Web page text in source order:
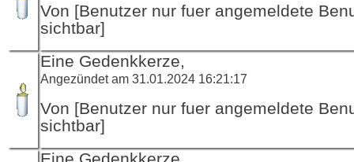
Von [Benutzer nur fuer angemeldete
sichtbar]
Eine Gedenkkerze,
Angezündet am 31.01.2024 16:21:17
Von [Benutzer nur fuer angemeldete
sichtbar]